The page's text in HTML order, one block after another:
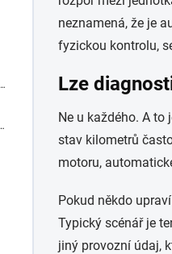
neznamená, že je
fyzickou kontrolu,
Lze
Ne u každého. A to
stav kilometrů
motoru,
Pokud někdo
Typický scénář je
jiný provozní údaj,